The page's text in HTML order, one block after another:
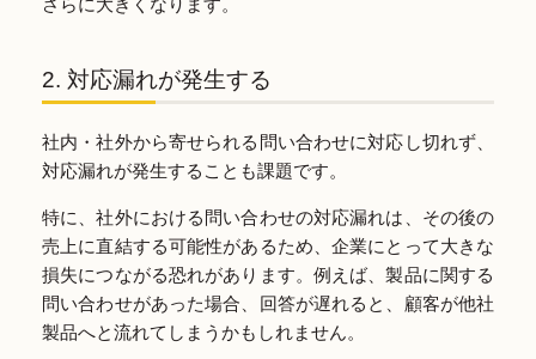
さらに大きくなります。
2. 対応漏れが発生する
社内・社外から寄せられる問い合わせに対応し切れず、
対応漏れが発生することも課題です。
特に、社外における問い合わせの対応漏れは、その後の
売上に直結する可能性があるため、企業にとって大きな
損失につながる恐れがあります。例えば、製品に関する
問い合わせがあった場合、回答が遅れると、顧客が他社
製品へと流れてしまうかもしれません。